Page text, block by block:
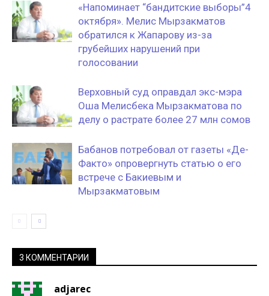
«Напоминает “бандитские выборы”4
октября». Мелис Мырзакматов
обратился к Жапарову из-за
грубейших нарушений при
голосовании
Верховный суд оправдал экс-мэра
Оша Мелисбека Мырзакматова по
делу о растрате более 27 млн сомов
Бабанов потребовал от газеты «Де-
Факто» опровергнуть статью о его
встрече с Бакиевым и
Мырзакматовым
3 КОММЕНТАРИИ
adjarec